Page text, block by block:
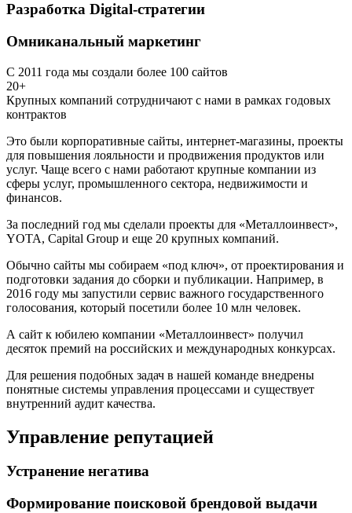
Разработка Digital-стратегии
Омниканальный маркетинг
С 2011 года мы создали более 100 сайтов
20+
Крупных компаний сотрудничают с нами в рамках годовых
контрактов
Это были корпоративные сайты, интернет-магазины, проекты
для повышения лояльности и продвижения продуктов или
услуг. Чаще всего с нами работают крупные компании из
сферы услуг, промышленного сектора, недвижимости и
финансов.
За последний год мы сделали проекты для «Металлоинвест»,
YOTA, Capital Group и еще 20 крупных компаний.
Обычно сайты мы собираем «под ключ», от проектирования и
подготовки задания до сборки и публикации. Например, в
2016 году мы запустили сервис важного государственного
голосования, который посетили более 10 млн человек.
А сайт к юбилею компании «Металлоинвест» получил
десяток премий на российских и международных конкурсах.
Для решения подобных задач в нашей команде внедрены
понятные системы управления процессами и существует
внутренний аудит качества.
Управление репутацией
Устранение негатива
Формирование поисковой брендовой выдачи